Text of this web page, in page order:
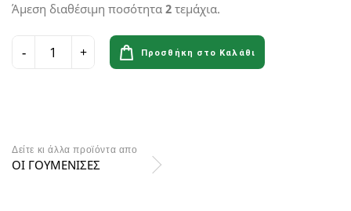
Άμεση διαθέσιμη ποσότητα 2 τεμάχια.
Προσθήκη στο Καλάθι
Δείτε κι άλλα προϊόντα απο
ΟΙ ΓΟΥΜΕΝΙΣΕΣ